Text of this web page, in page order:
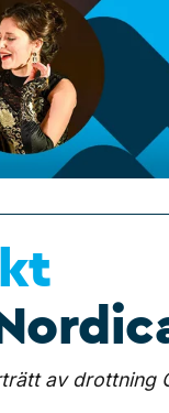
av drottning